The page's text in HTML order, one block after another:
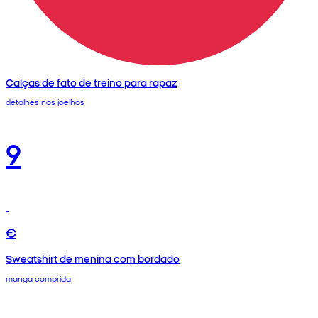
Calças de fato de treino para rapaz
detalhes nos joelhos
9
€
Sweatshirt de menina com bordado
manga comprida